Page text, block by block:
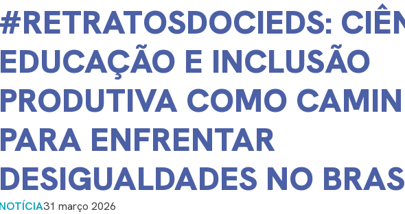
#RETRATOSDOCIEDS:
EDUCAÇÃO E INCLUSÃO
PRODUTIVA COMO
PARA ENFRENTAR
DESIGUALDADES NO
NOTÍCIA31 março 2026